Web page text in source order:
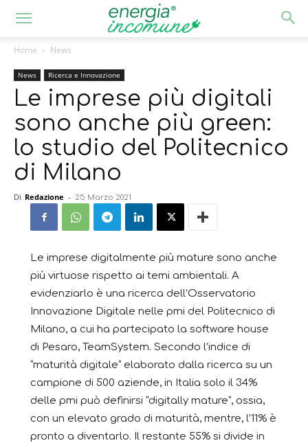
Home News
News Ricerca e Innovazione
Le imprese più digitali
sono anche più green:
lo studio del Politecnico
di Milano
Di Redazione - 25 Marzo 2021
Le imprese digitalmente più mature sono anche
più virtuose rispetto ai temi ambientali. A
evidenziarlo è una ricerca dell’Osservatorio
Innovazione Digitale nelle pmi del Politecnico di
Milano, a cui ha partecipato la software house
di Pesaro, TeamSystem. Secondo l’indice di
“maturità digitale” elaborato dalla ricerca su un
campione di 500 aziende, in Italia solo il 34%
delle pmi può definirsi “digitally mature”, ossia,
con un elevato grado di maturità, mentre, l’11% è
pronto a diventarlo. Il restante 55% si divide in